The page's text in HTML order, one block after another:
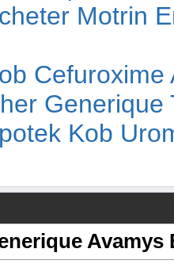
Motrin
Cefuroxime
Generique
Kob
Avamys